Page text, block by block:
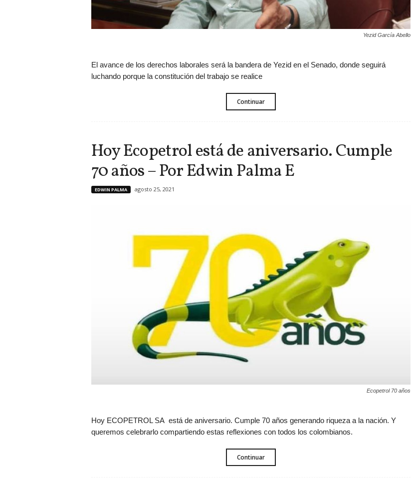
Yezid García Abello
El avance de los derechos laborales será la bandera de Yezid en el Senado, donde seguirá
luchando porque la constitución del trabajo se realice
Continuar
Hoy Ecopetrol está de aniversario. Cumple
70 años – Por Edwin Palma E
EDWIN PALMA agosto 25, 2021
Ecopetrol 70 años
Hoy ECOPETROL SA está de aniversario. Cumple 70 años generando riqueza a la nación. Y
queremos celebrarlo compartiendo estas reflexiones con todos los colombianos.
Continuar